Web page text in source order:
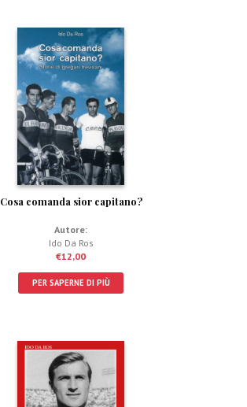
Cosa comanda sior capitano?
Autore:
Ido Da Ros
€12,00
PER SAPERNE DI PIÙ